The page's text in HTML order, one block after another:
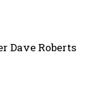
Dave Roberts